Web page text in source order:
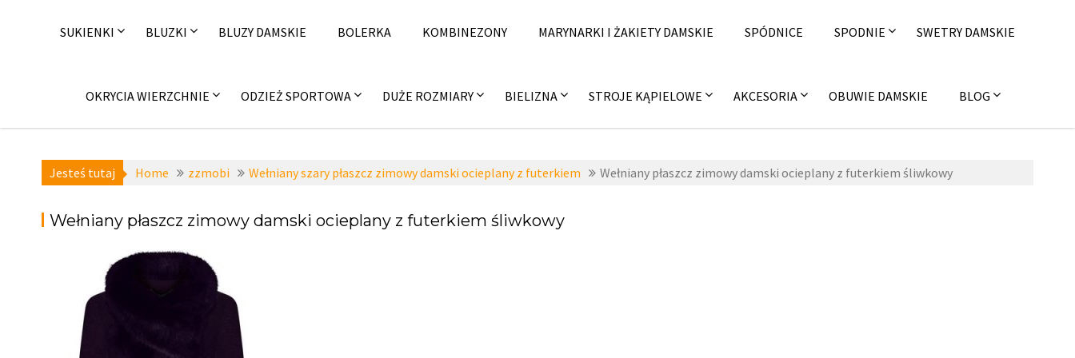
SUKIENKI BLUZKI BLUZY DAMSKIE BOLERKA KOMBINEZONY MARYNARKI I ŻAKIETY DAMSKIE SPÓDNICE SPODNIE SWETRY DAMSKIE
OKRYCIA WIERZCHNIE ODZIEŻ SPORTOWA DUŻE ROZMIARY BIELIZNA STROJE KĄPIELOWE AKCESORIA OBUWIE DAMSKIE BLOG
Jesteś tutaj Home zzmobi Wełniany szary płaszcz zimowy damski ocieplany z futerkiem Wełniany płaszcz zimowy damski ocieplany z futerkiem śliwkowy
Wełniany płaszcz zimowy damski ocieplany z futerkiem śliwkowy